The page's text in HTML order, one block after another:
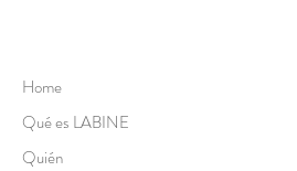
Home
Qué es LABINE
Quién